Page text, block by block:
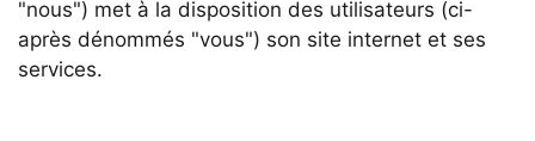
"nous") met à la disposition des utilisateurs (ci-
après dénommés "vous") son site internet et ses
services.